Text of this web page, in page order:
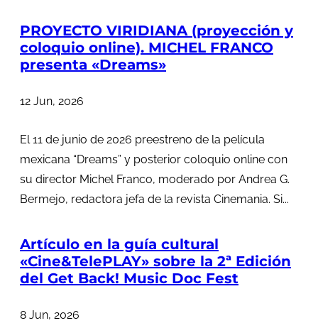
PROYECTO VIRIDIANA (proyección y
coloquio online). MICHEL FRANCO
presenta «Dreams»
12 Jun, 2026
El 11 de junio de 2026 preestreno de la película
mexicana “Dreams” y posterior coloquio online con
su director Michel Franco, moderado por Andrea G.
Bermejo, redactora jefa de la revista Cinemania. Si...
Artículo en la guía cultural
«Cine&TelePLAY» sobre la 2ª Edición
del Get Back! Music Doc Fest
8 Jun, 2026